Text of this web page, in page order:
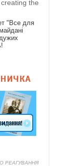
the
"Все для
РЕАГУВАННЯ